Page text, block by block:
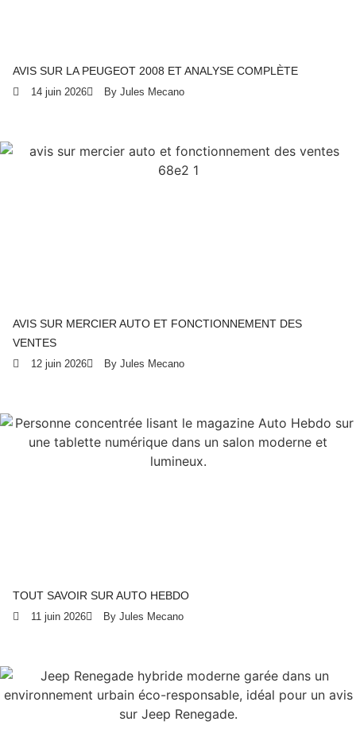
AVIS SUR LA PEUGEOT 2008 ET ANALYSE COMPLÈTE
14 juin 2026 By Jules Mecano
AVIS SUR MERCIER AUTO ET FONCTIONNEMENT DES
VENTES
12 juin 2026 By Jules Mecano
TOUT SAVOIR SUR AUTO HEBDO
11 juin 2026 By Jules Mecano